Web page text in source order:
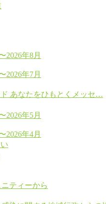
2026年8月
2026年7月
あなたをひもとくメッセ…
2026年5月
2026年4月
ティーから